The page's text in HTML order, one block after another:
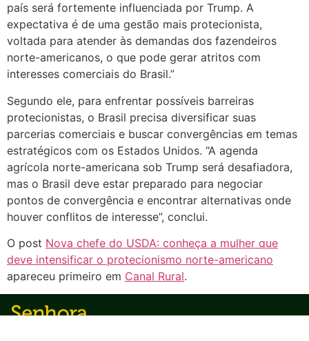
país será fortemente influenciada por Trump. A
expectativa é de uma gestão mais protecionista,
voltada para atender às demandas dos fazendeiros
norte-americanos, o que pode gerar atritos com
interesses comerciais do Brasil.”
Segundo ele, para enfrentar possíveis barreiras
protecionistas, o Brasil precisa diversificar suas
parcerias comerciais e buscar convergências em temas
estratégicos com os Estados Unidos. “A agenda
agrícola norte-americana sob Trump será desafiadora,
mas o Brasil deve estar preparado para negociar
pontos de convergência e encontrar alternativas onde
houver conflitos de interesse”, conclui.
O post Nova chefe do USDA: conheça a mulher que
deve intensificar o protecionismo norte-americano
apareceu primeiro em Canal Rural.